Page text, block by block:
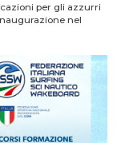
per gli azzurri
nel